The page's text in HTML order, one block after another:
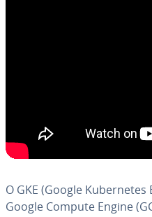
O GKE (Google
Google Compute Engine